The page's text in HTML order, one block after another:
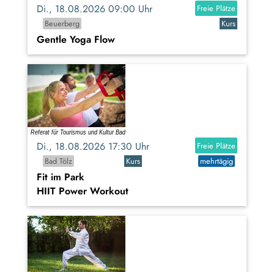
Di., 18.08.2026 09:00 Uhr
Freie Plätze
Beuerberg
Kurs
Gentle Yoga Flow
Di., 18.08.2026 17:30 Uhr
Freie Plätze
Bad Tölz
Kurs mehrtägig
Fit im Park
HIIT Power Workout